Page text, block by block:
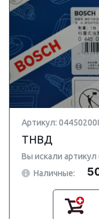
Артикул:
ТНВД
Вы искали артикул
Наличные: